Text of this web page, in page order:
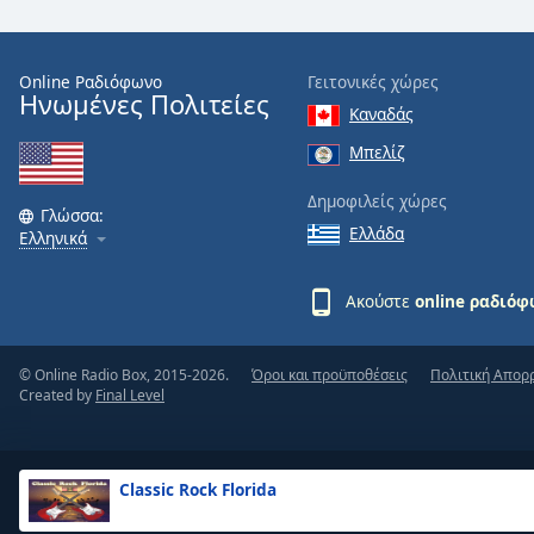
Text
Opacity
Opacity
Area
Background
Classic Rock Florida
Online Ραδιόφωνο
Ηνωμένες Πολιτείες
Γλώσσα:
Ελληνικά
Γειτονικές χώρες
Καναδάς
Μπελίζ
Δημοφιλείς χώρες
Ελλάδα
Ακούστε online
© Online Radio Box, 2015-2026.
Created by Final Level
Όροι και προϋποθέσεις Πολιτική